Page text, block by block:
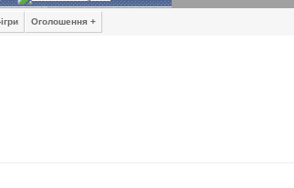
Оголошення +